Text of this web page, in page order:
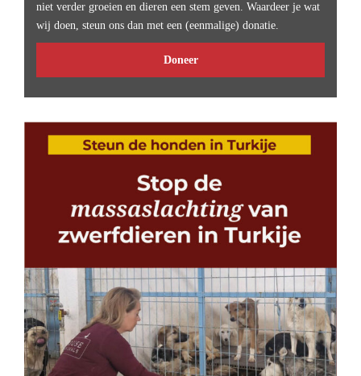
niet verder groeien en dieren een stem geven. Waardeer je wat
wij doen, steun ons dan met een (eenmalige) donatie.
Doneer